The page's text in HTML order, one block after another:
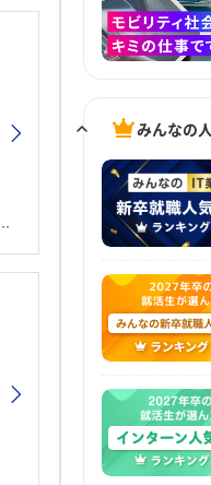
みんなの